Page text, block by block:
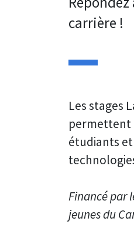
carrière !
Les stages
permettent
étudiants
Financé par
jeunes du